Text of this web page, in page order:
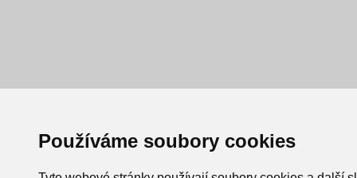
Používáme soubory cookies